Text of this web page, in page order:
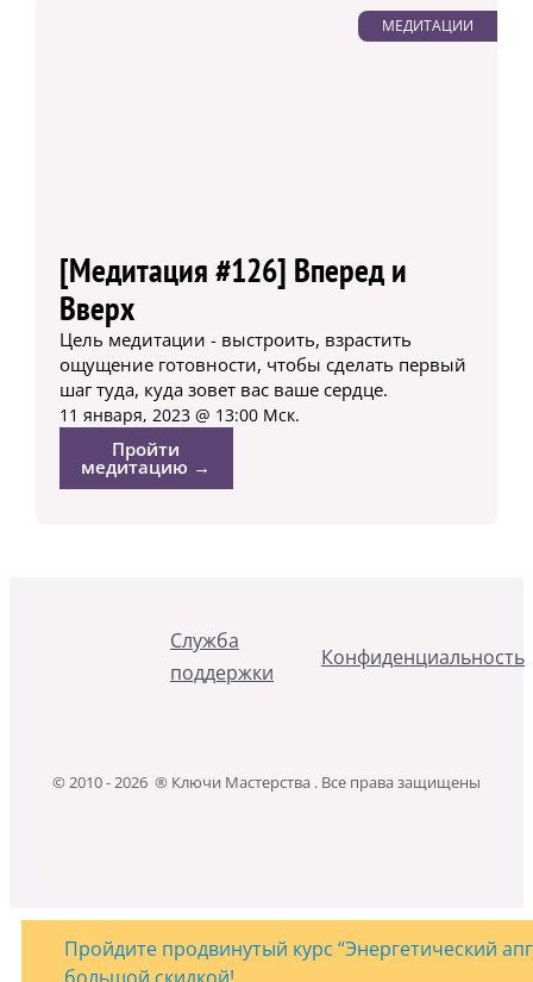
МЕДИТАЦИИ
[Медитация #126] Вперед и
Вверх
Цель медитации - выстроить, взрастить
ощущение готовности, чтобы сделать первый
шаг туда, куда зовет вас ваше сердце.
11 января, 2023 @ 13:00 Мск.
Пройти
медитацию →
Служба
поддержки
Конфиденциальность
© 2010 - 2026 ® Ключи Мастерства . Все права защищены
Пройдите продвинутый курс “Энергетический